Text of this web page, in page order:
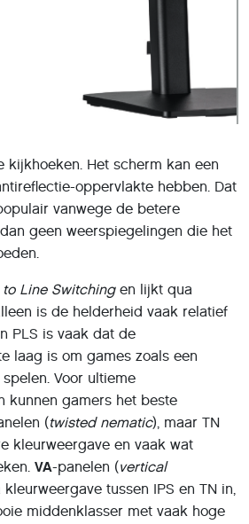
kijkhoeken. Het scherm kan een
oppervlakte hebben. Dat
vanwege de betere
geen weerspiegelingen die het
to Line Switchingen lijkt qua
is de helderheid vaak relatief
PLS is vaak dat de
laag is om games zoals een
Voor ultieme
kunnen gamers het beste
(twisted nematic), maar TN
kleurweergave en vaak wat
VA-panelen (vertical
tussen IPS en TN in,
middenklasser met vaak hoge